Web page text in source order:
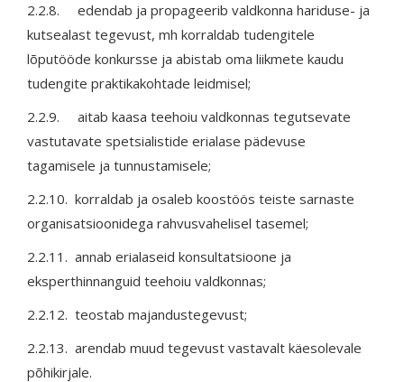
2.2.8. edendab ja propageerib valdkonna hariduse- ja
kutsealast tegevust, mh korraldab tudengitele
lõputööde konkursse ja abistab oma liikmete kaudu
tudengite praktikakohtade leidmisel;
2.2.9. aitab kaasa teehoiu valdkonnas tegutsevate
vastutavate spetsialistide erialase pädevuse
tagamisele ja tunnustamisele;
2.2.10. korraldab ja osaleb koostöös teiste sarnaste
organisatsioonidega rahvusvahelisel tasemel;
2.2.11. annab erialaseid konsultatsioone ja
eksperthinnanguid teehoiu valdkonnas;
2.2.12. teostab majandustegevust;
2.2.13. arendab muud tegevust vastavalt käesolevale
põhikirjale.